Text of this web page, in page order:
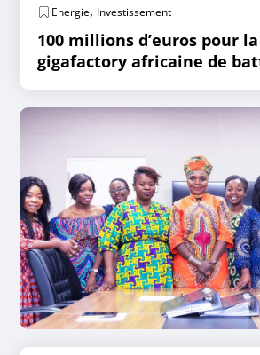
Energie, Investissement
100 millions d’euros pour
gigafactory africaine de